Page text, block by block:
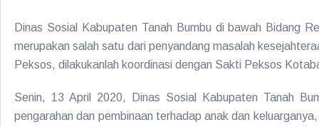
Dinas Sosial Kabupaten Tanah Bumbu di bawah Bidang
merupakan salah satu dari penyandang masalah
Peksos, dilakukanlah koordinasi dengan Sakti Peksos
Senin, 13 April 2020, Dinas Sosial Kabupaten Tanah
pengarahan dan pembinaan terhadap anak dan